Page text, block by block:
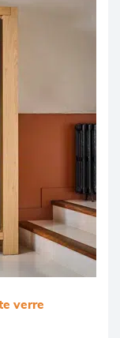
verre